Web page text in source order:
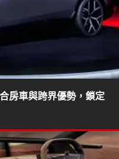
房車與跨界優勢，鎖定